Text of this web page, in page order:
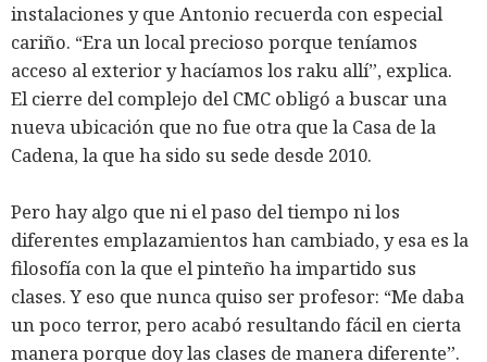
instalaciones y que Antonio recuerda con especial
cariño. “Era un local precioso porque teníamos
acceso al exterior y hacíamos los raku allí”, explica.
El cierre del complejo del CMC obligó a buscar una
nueva ubicación que no fue otra que la Casa de la
Cadena, la que ha sido su sede desde 2010.
Pero hay algo que ni el paso del tiempo ni los
diferentes emplazamientos han cambiado, y esa es la
filosofía con la que el pinteño ha impartido sus
clases. Y eso que nunca quiso ser profesor: “Me daba
un poco terror, pero acabó resultando fácil en cierta
manera porque doy las clases de manera diferente”.